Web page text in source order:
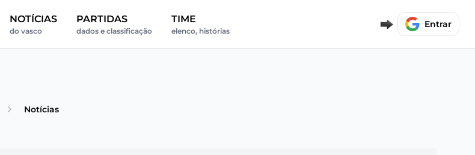
NOTÍCIAS
do vasco
PARTIDAS
dados e classificação
TIME
elenco, histórias
Entrar
Notícias